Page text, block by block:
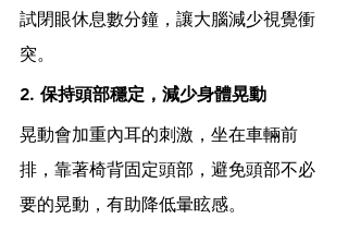
試閉眼休息數分鐘，讓大腦減少視覺衝
突。
2. 保持頭部穩定，減少身體晃動
晃動會加重內耳的刺激，坐在車輛前
排，靠著椅背固定頭部，避免頭部不必
要的晃動，有助降低暈眩感。